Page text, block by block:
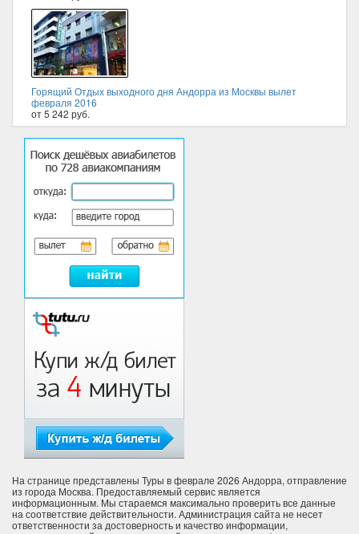
Горящий Отдых выходного дня Андорра из Москвы вылет
февраля 2016
от 5 242 руб.
На странице представлены Туры в феврале 2026 Андорра, отправление
из города Москва. Предоставляемый сервис является
информационным. Мы стараемся максимально проверить все данные
на соответствие действительности. Администрация сайта не несет
ответственности за достоверность и качество информации,